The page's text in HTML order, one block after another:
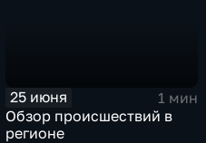
25 июня
1 мин
Обзор происшествий в
регионе